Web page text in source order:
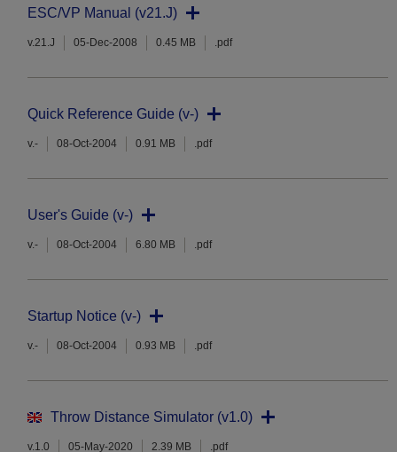
ESC/VP Manual (v21.J)
v.21.J 05-Dec-2008 0.45 MB .pdf
Quick Reference Guide (v-)
v.- 08-Oct-2004 0.91 MB .pdf
User's Guide (v-)
v.- 08-Oct-2004 6.80 MB .pdf
Startup Notice (v-)
v.- 08-Oct-2004 0.93 MB .pdf
Throw Distance Simulator (v1.0)
v.1.0 05-May-2020 2.39 MB .pdf